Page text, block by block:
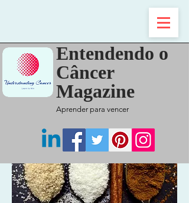
Entendendo o
Câncer
Magazine
Aprender para vencer